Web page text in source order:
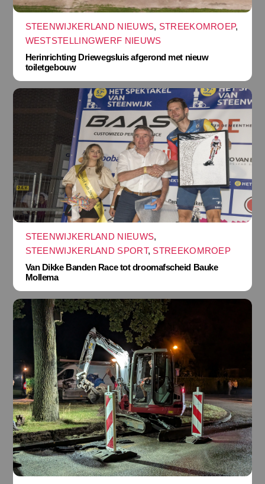
STEENWIJKERLAND NIEUWS, STREEKOMROEP,
WESTSTELLINGWERF NIEUWS
Herinrichting Driewegsluis afgerond met nieuw
toiletgebouw
STEENWIJKERLAND NIEUWS,
STEENWIJKERLAND SPORT, STREEKOMROEP
Van Dikke Banden Race tot droomafscheid Bauke
Mollema